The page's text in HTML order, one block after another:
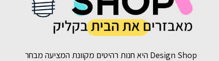
Design Shop היא חנות רהיטים מקוונת המציעה מבחר